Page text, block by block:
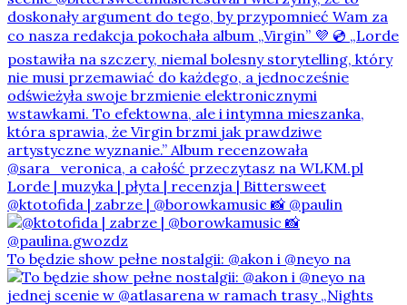
@ktotofida | zabrze | @borowkamusic 📸 @paulin
To będzie show pełne nostalgii: @akon i @neyo na